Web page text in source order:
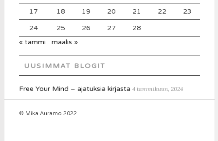
17
18 19 20 21 22
23
24
25 26 27
28
« tammi
maalis »
UUSIMMAT BLOGIT
Free Your Mind – ajatuksia kirjasta 4 tammikuun, 2024
© Mika Auramo 2022